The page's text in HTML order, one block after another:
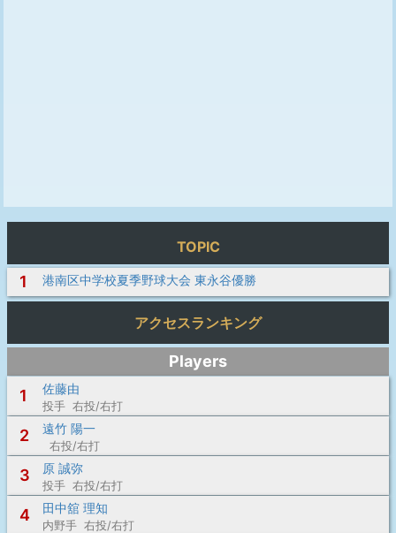
TOPIC
1 港南区中学校夏季野球大会 東永谷優勝
アクセスランキング
Players
1
佐藤由
投手 右投/右打
2 遠竹 陽一
右投/右打
3 原 誠弥
投手 右投/右打
4 田中舘 理知
内野手 右投/右打